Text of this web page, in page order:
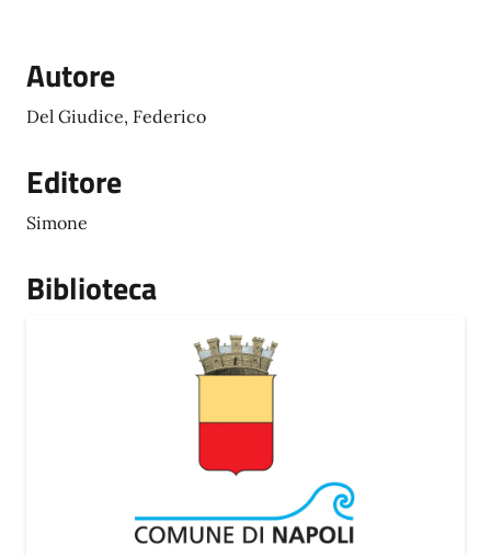
Autore
Del Giudice, Federico
Editore
Simone
Biblioteca